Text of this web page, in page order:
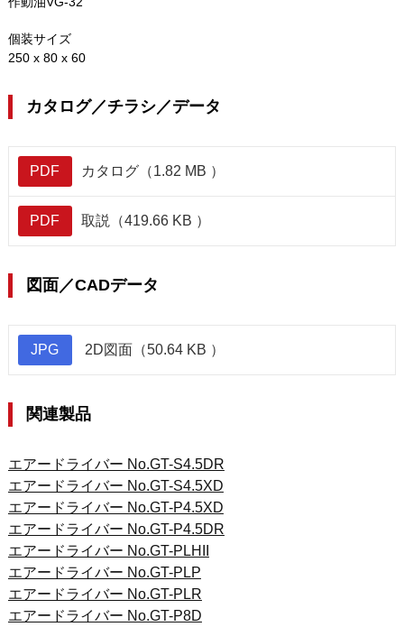
個装サイズ
250 x 80 x 60
カタログ／チラシ／データ
PDF カタログ（1.82 MB ）
PDF 取説（419.66 KB ）
図面／CADデータ
JPG 2D図面（50.64 KB ）
関連製品
エアードライバー No.GT-S4.5DR
エアードライバー No.GT-S4.5XD
エアードライバー No.GT-P4.5XD
エアードライバー No.GT-P4.5DR
エアードライバー No.GT-PLHII
エアードライバー No.GT-PLP
エアードライバー No.GT-PLR
エアードライバー No.GT-P8D